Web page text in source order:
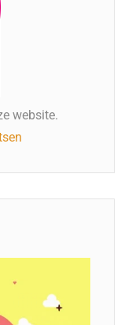
website.